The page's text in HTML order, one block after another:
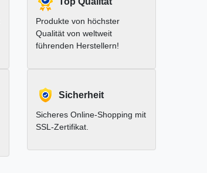
Produkte von höchster
Qualität von weltweit
führenden Herstellern!
Sicherheit
Sicheres Online-Shopping mit
SSL-Zertifikat.